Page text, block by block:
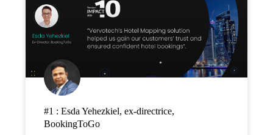
#1 : Esda Yehezkiel, ex-directrice,
BookingToGo